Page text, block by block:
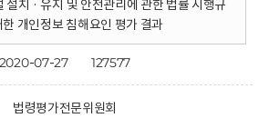
설치 · 유지 및 안전관리에 관한 법률 시행규
개인정보 침해요인 평가 결과
2020-07-27 127577
법령평가전문위원회